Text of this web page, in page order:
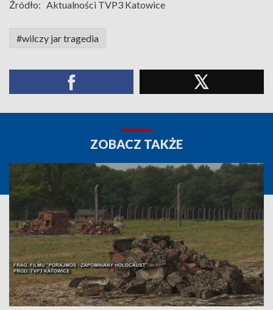
Źródło: Aktualności TVP3 Katowice
#wilczy jar tragedia
ZOBACZ TAKŻE